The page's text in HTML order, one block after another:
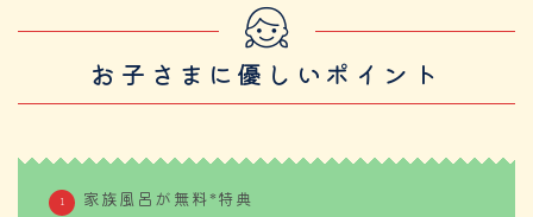
お子さまに優しいポイント
家族風呂が無料*特典